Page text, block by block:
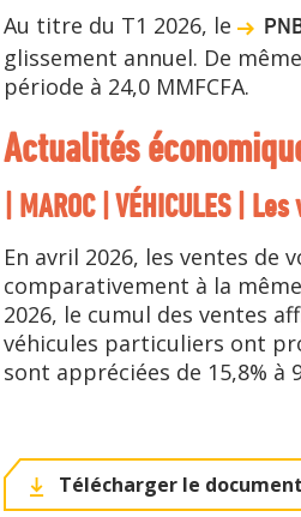
Au titre du T1 2026, le
glissement annuel. De
période à 24,0 MMFCFA.
Actualités
| MAROC | VÉHICULES |
En avril 2026, les ventes de
comparativement à la
2026, le cumul des ventes
véhicules particuliers ont
sont appréciées de 15,8% à
Télécharger le